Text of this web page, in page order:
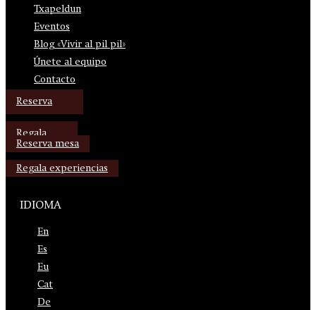
Txapeldun
Eventos
Blog «Vivir al pil pil»
Únete al equipo
Contacto
Reserva
Regala
Reserva mesa
Regala experiencias
IDIOMA
En
Es
Eu
Cat
De